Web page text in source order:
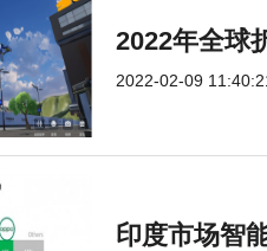
2022年全球
2022-02-09
印度市场智